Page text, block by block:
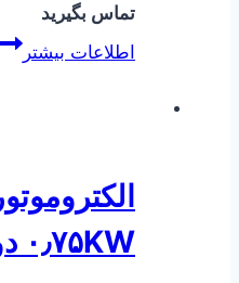
تماس بگیرید
اطلاعات بیشتر
۰٫۷۵KW دور ۳۰۰۰